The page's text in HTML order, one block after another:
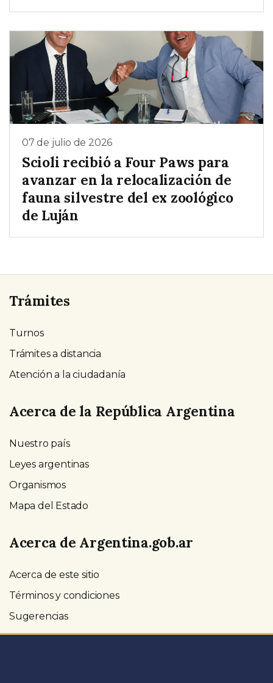
07 de julio de 2026
Scioli recibió a Four Paws para
avanzar en la relocalización de
fauna silvestre del ex zoológico
de Luján
Trámites
Turnos
Trámites a distancia
Atención a la ciudadanía
Acerca de la República Argentina
Nuestro país
Leyes argentinas
Organismos
Mapa del Estado
Acerca de Argentina.gob.ar
Acerca de este sitio
Términos y condiciones
Sugerencias